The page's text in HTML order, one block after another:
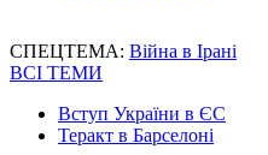
СПЕЦТЕМА: Війна в Ірані
ВСІ ТЕМИ
Вступ України в ЄС
Теракт в Барселоні